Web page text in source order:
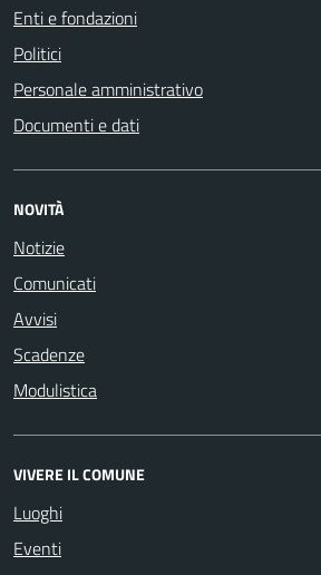
Enti e fondazioni
Politici
Personale amministrativo
Documenti e dati
NOVITÀ
Notizie
Comunicati
Avvisi
Scadenze
Modulistica
VIVERE IL COMUNE
Luoghi
Eventi